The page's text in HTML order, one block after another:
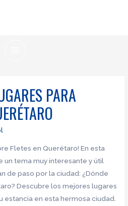
PARA
Fletes en Querétaro! En esta
un tema muy interesante y útil
de paso por la ciudad: ¿Dónde
Descubre los mejores lugares
en esta hermosa ciudad.